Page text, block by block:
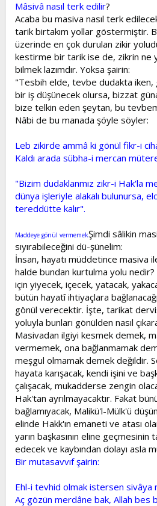
Mâsivâ nasıl terk edilir?
Acaba bu masiva nasıl terk
tarik birtakım yollar göstermiştir.
üzerinde en çok durulan zikir
kestirme bir tarik ise de, zikrin ne
bilmek lazımdır. Yoksa şairin:
"Tesbih elde, tevbe dudakta iken,
bir iş düşünecek olursa, bizzat
bize telkin eden şeytan, bu
Nâbi de bu manada şöyle söyler:
Leb zikirde ammâ ki gönül fikr-i
Kaldı arada sübha-i mercan
"Bizim dudaklanmız zikr-i Hak'la
dünya işleriyle alakalı bulunursa,
tereddütte kalır".
Maddeye gönül vermemekŞimdi sâlikin
sıyırabileceğini dü-şünelim:
İnsan, hayatı müddetince masiva
halde bundan kurtulma yolu
için yiyecek, içecek, yatacak,
bütün hayatî ihtiyaçlara
gönül verecektir. İşte, tarikat
yoluyla bunları gönülden nasıl
Masivadan ilgiyi kesmek demek,
vermemek, ona bağlanmamak
meşgul olmamak demek değildir.
hayata karışacak, kendi işini ve
çalışacak, mukadderse zengin
Hak'tan ayrılmayacaktır. Fakat
bağlamıyacak, Malikü'l-Mülk'ü
elinde Hakk'ın emaneti ve atası
yarın başkasının eline
edecek ve kaybından dolayı asla
Bir mutasavvıf şairin:
Ehl-i tevhid olmak istersen sivâya
Aç gözün merdâne bak, Allah bes